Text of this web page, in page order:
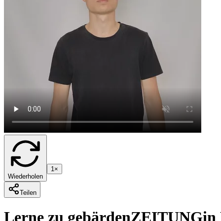
Wiederholen
1×
Teilen
Lerne zu gebärdenZEITUNGin